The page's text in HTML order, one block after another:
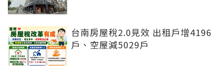
台南房屋稅2.0見效 出租戶增4196
戶、空屋減5029戶